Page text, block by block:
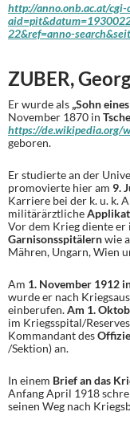
http://anno.onb.ac.at/
22&ref=anno-
ZUBER, Georg
Er wurde als „Sohn
November 1870 in
https://de.wikipedia.org/
geboren.
Er studierte an der
promovierte hier am 9.
Karriere bei der k. u. k.
militärärztliche
Vor dem Krieg diente er
Garnisonsspitälernwie
Mähren, Ungarn, Wien
Am 1. November 1912
wurde er nach
einberufen.Am 1.
im Kriegsspital/
Kommandant des
/Sektion) an.
In einem Brief an das
Anfang April 1918
seinen Weg nach